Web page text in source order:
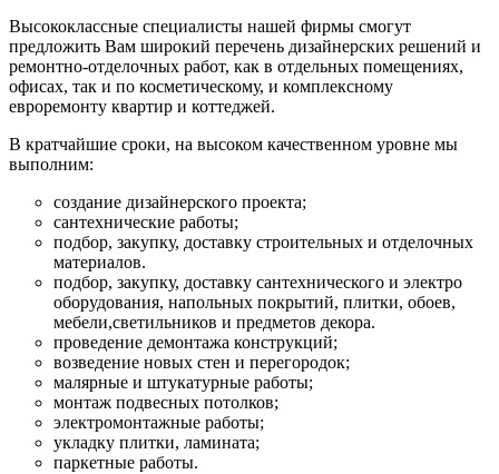
Высококлассные специалисты нашей фирмы смогут
предложить Вам широкий перечень дизайнерских решений и
ремонтно-отделочных работ, как в отдельных помещениях,
офисах, так и по косметическому, и комплексному
евроремонту квартир и коттеджей.
В кратчайшие сроки, на высоком качественном уровне мы
выполним:
создание дизайнерского проекта;
сантехнические работы;
подбор, закупку, доставку строительных и отделочных
материалов.
подбор, закупку, доставку сантехнического и электро
оборудования, напольных покрытий, плитки, обоев,
мебели,светильников и предметов декора.
проведение демонтажа конструкций;
возведение новых стен и перегородок;
малярные и штукатурные работы;
монтаж подвесных потолков;
электромонтажные работы;
укладку плитки, ламината;
паркетные работы.